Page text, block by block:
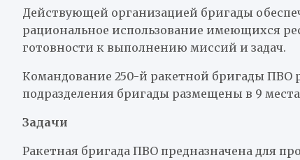
Действующей организацией бригады
рациональное использование имеющихся
готовности к выполнению миссий и задач.
Командование 250-й ракетной бригады ПВО
подразделения бригады размещены в 9
Задачи
Ракетная бригада ПВО предназначена для